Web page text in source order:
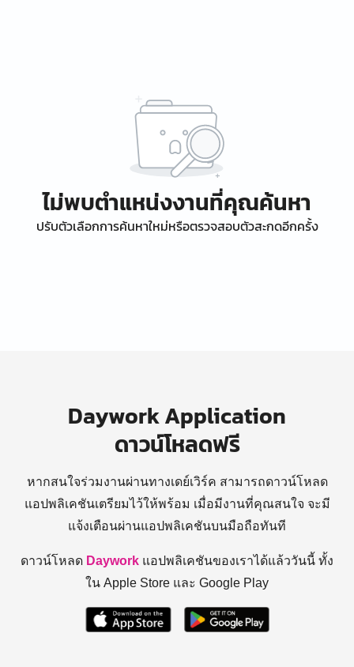
ไม่พบตำแหน่งงานที่คุณค้นหา
ปรับตัวเลือกการค้นหาใหม่หรือตรวจสอบตัวสะกดอีกครั้ง
Daywork Application
ดาวน์โหลดฟรี
หากสนใจร่วมงานผ่านทางเดย์เวิร์ค สามารถดาวน์โหลด
แอปพลิเคชันเตรียมไว้ให้พร้อม เมื่อมีงานที่คุณสนใจ จะมี
แจ้งเตือนผ่านแอปพลิเคชันบนมือถือทันที
ดาวน์โหลด Daywork แอปพลิเคชันของเราได้แล้ววันนี้ ทั้ง
ใน Apple Store และ Google Play